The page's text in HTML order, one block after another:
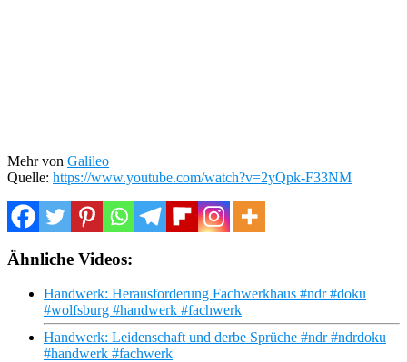
Mehr von Galileo
Quelle: https://www.youtube.com/watch?v=2yQpk-F33NM
Ähnliche Videos:
Handwerk: Herausforderung Fachwerkhaus #ndr #doku
#wolfsburg #handwerk #fachwerk
Handwerk: Leidenschaft und derbe Sprüche #ndr #ndrdoku
#handwerk #fachwerk